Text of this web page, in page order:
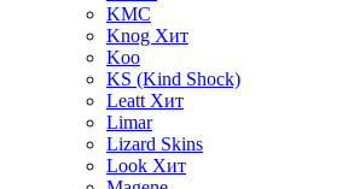
KMC
Knog Хит
Koo
KS (Kind Shock)
Leatt Хит
Limar
Lizard Skins
Look Хит